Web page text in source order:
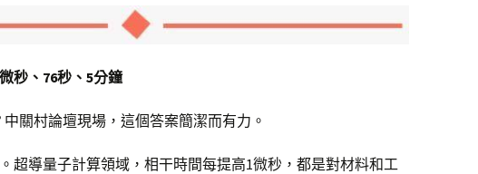
秒、76秒、5分鐘
關村論壇現場，這個答案簡潔而有力。
超導量子計算領域，相干時間每提高1微秒，都是對材料和工